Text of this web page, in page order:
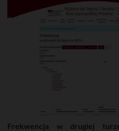
Frekwencja w drugiej